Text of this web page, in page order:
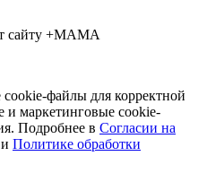
сайту +МАМА
cookie-файлы для корректной
и маркетинговые cookie-
Подробнее в Согласии на
и Политике обработки